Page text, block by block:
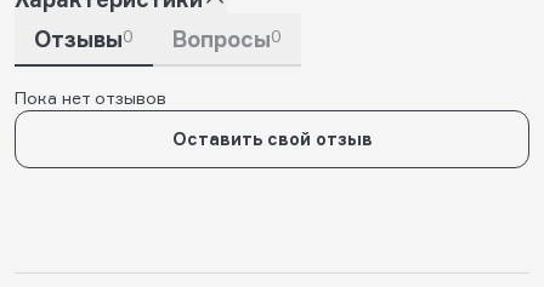
Отзывы0 Вопросы0
Пока нет отзывов
Оставить свой отзыв